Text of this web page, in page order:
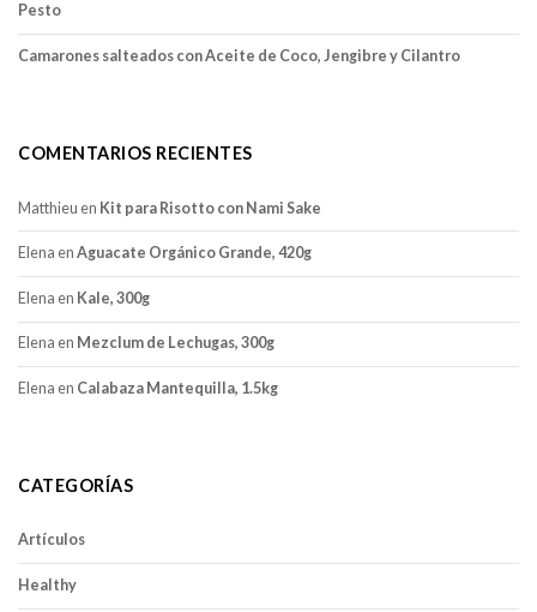
Pesto
Camarones salteados con Aceite de Coco, Jengibre y Cilantro
COMENTARIOS RECIENTES
Matthieu en Kit para Risotto con Nami Sake
Elena en Aguacate Orgánico Grande, 420g
Elena en Kale, 300g
Elena en Mezclum de Lechugas, 300g
Elena en Calabaza Mantequilla, 1.5kg
CATEGORÍAS
Artículos
Healthy